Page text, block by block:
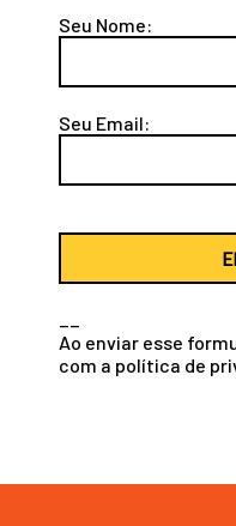
Seu Nome:
Seu Email:
Ao enviar esse
com a política de